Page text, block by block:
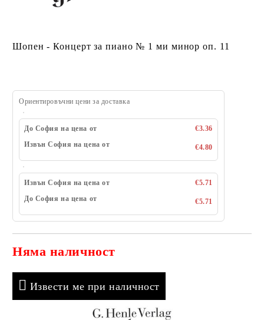
Шопен - Концерт за пиано № 1 ми минор оп. 11
Ориентировъчни цени за доставка
До София на цена от
€3.36
Извън София на цена от
€4.80
Извън София на цена от
€5.71
До София на цена от
€5.71
Няма наличност
Извести ме при наличност